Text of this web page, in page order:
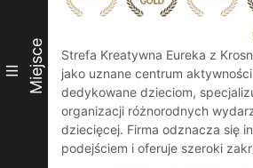
III Miejsce
Strefa Kreatywna Eureka z
jako uznane centrum aktywności
dedykowane dzieciom,
organizacji różnorodnych
dziecięcej. Firma odznacza się
podejściem i oferuje szeroki